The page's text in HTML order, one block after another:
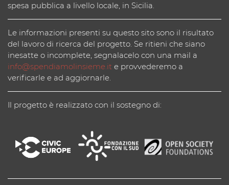
spesa pubblica a livello locale, in Sicilia.
Le informazioni presenti su questo sito sono il risultato
del lavoro di ricerca del progetto. Se ritieni che siano
inesatte o incomplete, segnalacelo con una mail a
info@spendiamolinsieme.it e provvederemo a
verificarle e ad aggiornarle.
Il progetto è realizzato con il sostegno di: